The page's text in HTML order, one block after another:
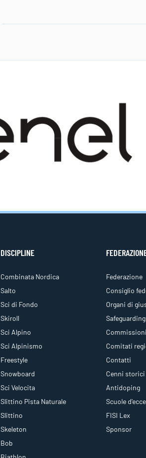
DISCIPLINE
Combinata Nordica
Salto
Sci di Fondo
Skiroll
Sci Alpino
Sci Alpinismo
Freestyle
Snowboard
Sci Velocita
Slittino Pista Naturale
Slittino
Skeleton
Bob
Federazione
Consiglio
Organi di
Safeguarding
Commissioni
Comitati
Contatti
Cenni storici
Antidoping
Scuole
FISI Lex
Sponsor